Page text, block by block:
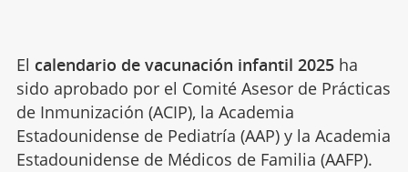
El calendario de vacunación infantil 2025ha
sido aprobado por el Comité Asesor de Prácticas
de Inmunización (ACIP), la Academia
Estadounidense de Pediatría (AAP) y la Academia
Estadounidense de Médicos de Familia (AAFP).